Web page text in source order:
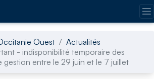
Ouest
Actualités
- indisponibilité temporaire des
gestion entre le 29 juin et le 7 juillet